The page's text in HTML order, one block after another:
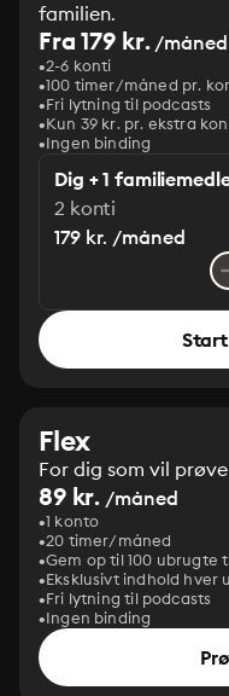
familien.
Fra 179 kr./måned
2-6 konti
100 timer/måned pr.
Fri lytning til podcasts
Kun 39 kr. pr. ekstra
Ingen binding
Dig + 1
2 konti
179 kr. /måned
Flex
For dig som vil
89 kr. /måned
1 konto
20 timer/måned
Gem op til 100 ubrugte
Eksklusivt indhold hver
Fri lytning til podcasts
Ingen binding